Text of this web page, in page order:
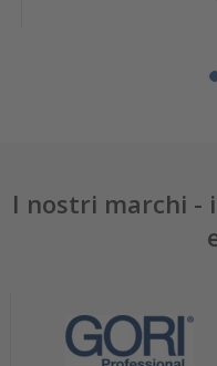
I nostri marchi -